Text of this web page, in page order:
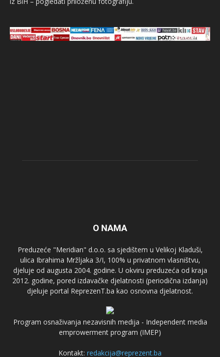
O NAMA
Preduzeće "Meridian" d.o.o. sa sjedištem u Velikoj Kladuši,
ulica Ibrahima Mržljaka 3/I, 100% u privatnom vlasništvu,
djeluje od augusta 2004. godine. U okviru preduzeća od kraja
2012. godine, pored izdavačke djelatnosti (periodična izdanja)
djeluje portal ReprezenT.ba kao osnovna djelatnost.
Program osnaživanja nezavisnih medija - Independent media
emprowerment program (IMEP)
Kontakt: redakcija@reprezent.ba